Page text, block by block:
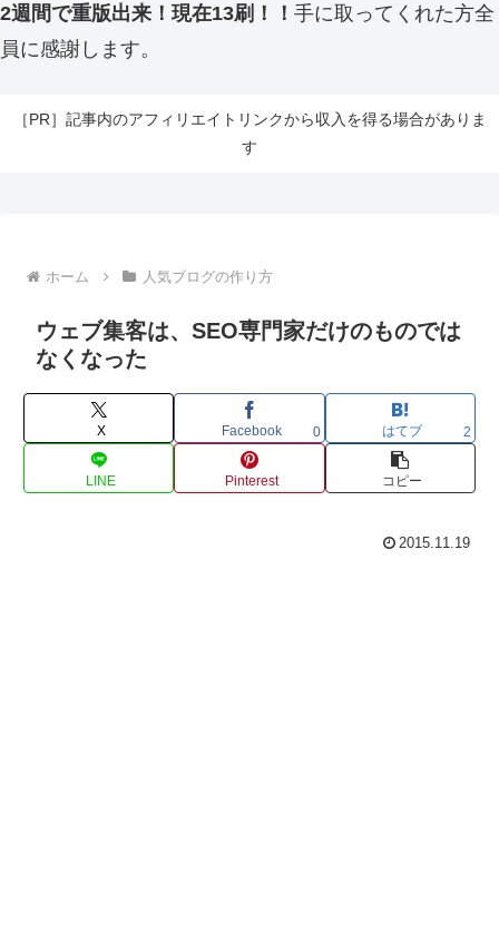
2週間で重版出来！現在13刷！！ 手に取ってくれた方全
員に感謝します。
［PR］記事内のアフィリエイトリンクから収入を得る場合がありま
す
ホーム 人気ブログの作り方
ウェブ集客は、SEO専門家だけのものでは
なくなった
X Facebook 0 はてブ 2
LINE Pinterest コピー
2015.11.19